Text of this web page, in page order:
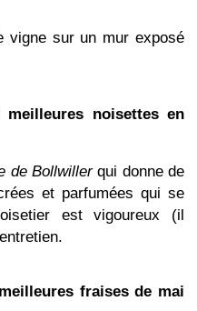
vigne sur un mur exposé
noisettes en
de Bollwillerqui donne de
et parfumées qui se
est vigoureux (il
fraises de mai